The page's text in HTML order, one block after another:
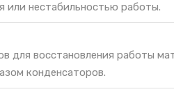
или нестабильностью работы.
для восстановления работы
конденсаторов.